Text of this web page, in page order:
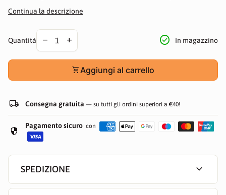
Gli altri dài dell'Olimpo, tuttavia, non vedono di buon
cospirazione contro di lui. Bandito, Kratos deve allearsi
con i Titani, antichi e disprezzati nemici degli dài, per
perseguitano. "God of War II" getta nuova luce sulle
vicende narrate nel videogioco e aggiunge nuovi
conosciuti del panorama videoludico.
Continua la descrizione
Quantità
Diminuire la quantità per
remove
Aumentare la quantità per
add check_circle In magazzino
shopping_cartAggiungi al carrello
local_shipping Consegna gratuita — su tutti gli ordini superiori a €40!
security Pagamento sicuro con
SPEDIZIONE expand_more